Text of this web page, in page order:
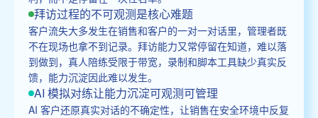
拜访过程的不可观测是核心难题
客户流失大多发生在销售和客户的一对一对话里，管理者既
不在现场也拿不到记录。拜访能力又常停留在知道，难以落
到做到，真人陪练受限于带宽，录制和脚本工具缺少真实反
馈，能力沉淀因此难以发生。
AI 模拟对练让能力沉淀可观测可管理
AI 客户还原真实对话的不确定性，让销售在安全环境中反复